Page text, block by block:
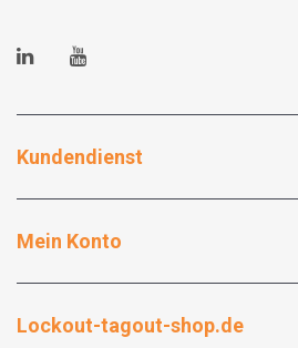
Kundendienst
Mein Konto
Lockout-tagout-shop.de